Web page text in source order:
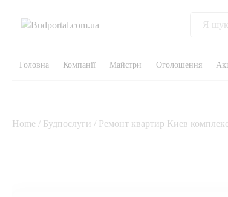
Головна Компанії Майстри Оголошення
Home / Будпослуги / Pемонт квартир Киев